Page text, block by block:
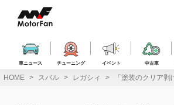
ス
車ニュース チューニング イベント 中古車
HOME スバル レガシィ 「塗装のクリア